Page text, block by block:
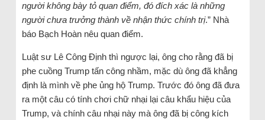
người không bày tỏ quan điểm, đó đích xác là những
người chưa trưởng thành về nhận thức chính trị.” Nhà
báo Bạch Hoàn nêu quan điểm.
Luật sư Lê Công Định thì ngược lại, ông cho rằng đã bị
phe cuồng Trump tấn công nhầm, mặc dù ông đã khẳng
định là mình về phe ủng hộ Trump. Trước đó ông đã đưa
ra một câu có tính chơi chữ nhại lại câu khẩu hiệu của
Trump, và chính câu nhại này mà ông đã bị công kích